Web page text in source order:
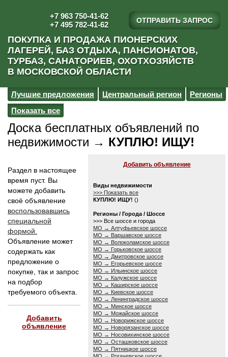
ОТПРАВИТЬ ЗАПРОС
+7 963 750-41-62
+7 495 782-41-62
ПОКУПКА И ПРОДАЖА ПИОНЕРСКИХ
ЛАГЕРЕЙ, БАЗ ОТДЫХА, ПАНСИОНАТОВ,
ТУРБАЗ, САНАТОРИЕВ, ОХОТХОЗЯЙСТВ
В МОСКОВСКОЙ ОБЛАСТИ
Лучшие предложения Центральный регион
Регионы
Показать все
Доска бесплатных объявлений по
недвижимости → КУПЛЮ! ИЩУ!
Раздел в настоящее
время пуст. Вы
можете добавить
своё объявление
воспользовавшись
специальной
формой.
Объявление может
содержать как
предложение о
покупке, так и запрос
на подбор
требуемого объекта.
Добавить
объявление
Добавить объявление
Виды недвижимости
>>> Показать все
КУПЛЮ! ИЩУ! ()
Регионы / Города / Шоссе
>>> Все шоссе и города
МО → Алтуфьевское шоссе
МО → Варшавское шоссе
МО → Волоколамское шоссе
МО → Горьковское шоссе
МО → Дмитровское шоссе
МО → Егорьевское шоссе
МО → Ильинское шоссе
МО → Калужское шоссе
МО → Каширское шоссе
МО → Киевское шоссе
МО → Ленинградское шоссе
МО → Минское шоссе
МО → Можайское шоссе
МО → Новорижское шоссе
МО → Новорязанское шоссе
МО → Носовихинское шоссе
МО → Осташковское шоссе
МО → Пятницкое шоссе